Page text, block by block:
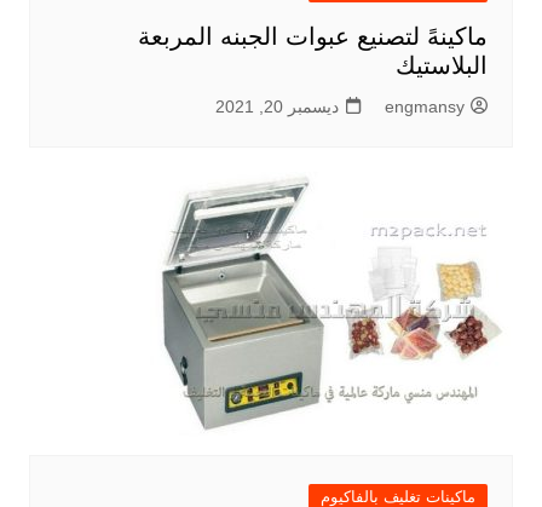
ماكينهً لتصنيع عبوات الجبنه المربعة
البلاستيك
engmansy ديسمبر 20, 2021
ماكينات تغليف بالفاكيوم